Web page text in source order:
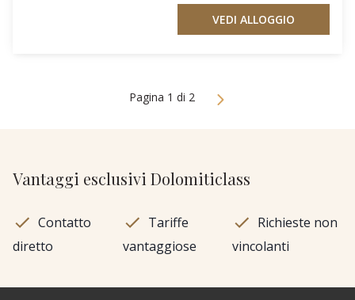
VEDI ALLOGGIO
Pagina 1 di 2
Vantaggi esclusivi Dolomiticlass
Contatto
diretto
Tariffe
vantaggiose
Richieste non
vincolanti